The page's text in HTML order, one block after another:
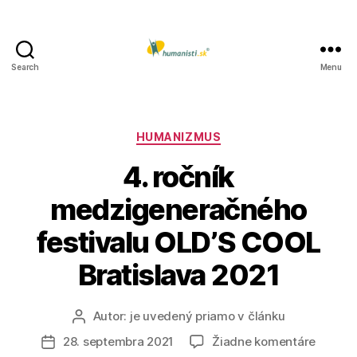
Search Menu
Kategórie
HUMANIZMUS
4. ročník
medzigeneračného
festivalu OLD’S COOL
Bratislava 2021
AutorAutor: je uvedený priamo v článku
Dátum
28. septembra 2021 Žiadne komentárena